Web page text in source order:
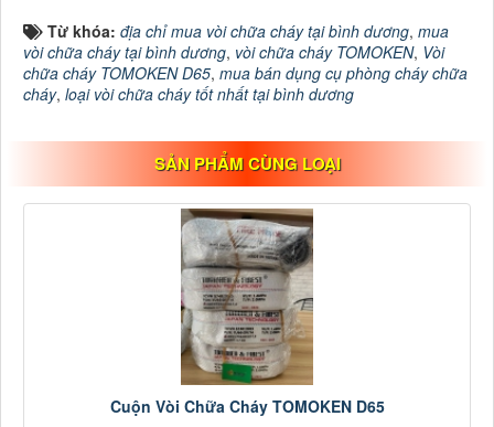
Từ khóa: địa chỉ mua vòi chữa cháy tại bình dương, mua
vòi chữa cháy tại bình dương, vòi chữa cháy TOMOKEN, Vòi
chữa cháy TOMOKEN D65, mua bán dụng cụ phòng cháy chữa
cháy, loại vòi chữa cháy tốt nhất tại bình dương
SẢN PHẨM CÙNG LOẠI
Cuộn Vòi Chữa Cháy TOMOKEN D65